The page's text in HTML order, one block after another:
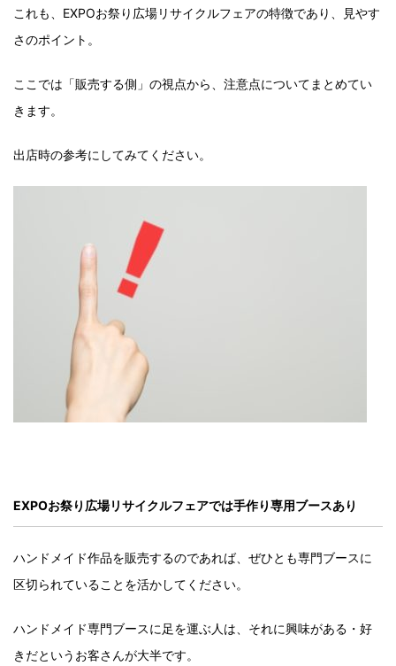
これも、EXPOお祭り広場リサイクルフェアの特徴であり、見やす
さのポイント。
ここでは「販売する側」の視点から、注意点についてまとめてい
きます。
出店時の参考にしてみてください。
EXPOお祭り広場リサイクルフェアでは手作り専用ブースあり
ハンドメイド作品を販売するのであれば、ぜひとも専門ブースに
区切られていることを活かしてください。
ハンドメイド専門ブースに足を運ぶ人は、それに興味がある・好
きだというお客さんが大半です。